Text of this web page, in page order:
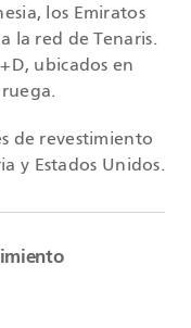
los Emiratos
la red de Tenaris.
ubicados en
de revestimiento
y Estados Unidos.